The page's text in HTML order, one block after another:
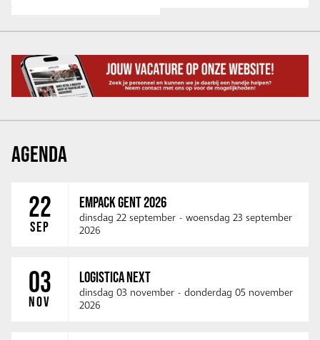
AGENDA
22
SEP
EMPACK GENT 2026
dinsdag 22 september - woensdag 23 september
2026
03
NOV
LOGISTICA NEXT
dinsdag 03 november - donderdag 05 november
2026